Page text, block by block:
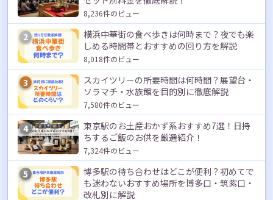
8,236件のビュー
2
横浜中華街の食べ歩きは何時まで？夜でも楽
しめる時間帯とおすすめの回り方を解説
8,018件のビュー
3
スカイツリーの所要時間は何時間？展望台・
ソラマチ・水族館を目的別に徹底解説
7,580件のビュー
4
東京駅のお土産おかず系おすすめ7選！日持
ちするご飯のお供を厳選紹介！
7,324件のビュー
5
博多駅の待ち合わせはどこが便利？初めてで
も迷わないおすすめ場所を博多口・筑紫口・
改札別に解説